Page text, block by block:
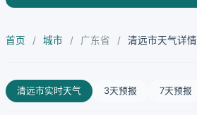
首页 / 城市 / 广东省 / 清远市天气详情
清远市实时天气 3天预报 7天预报